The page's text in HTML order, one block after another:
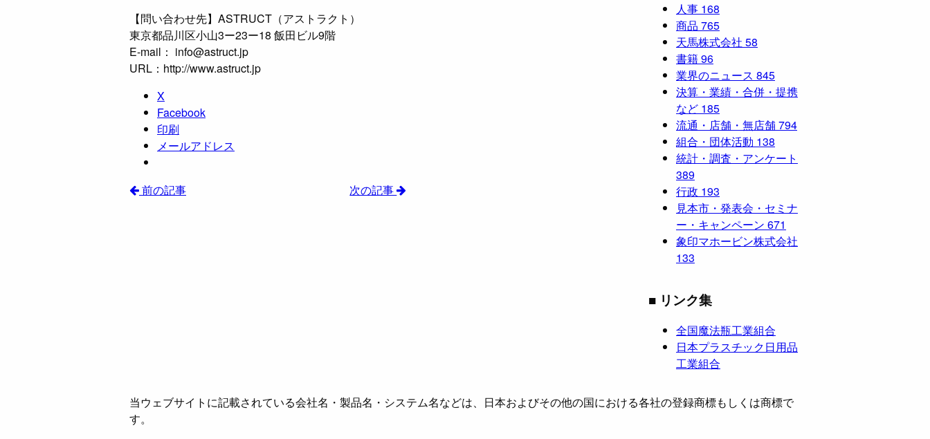
【問い合わせ先】ASTRUCT（アストラクト）
東京都品川区小山3ー23ー18 飯田ビル9階
E-mail： info@astruct.jp
URL：http://www.astruct.jp
X
Facebook
印刷
メールアドレス
前の記事 次の記事
人事 168
商品 765
天馬株式会社 58
書籍96
業界のニュース 845
決算・業績・合併・提携
など 185
流通・店舗・無店舗794
組合・団体活動 138
統計・調査・アンケート
389
行政 193
見本市・発表会・セミナ
ー・キャンペーン 671
象印マホービン株式会社
133
■ リンク集
全国魔法瓶工業組合
日本プラスチック日用品
工業組合
当ウェブサイトに記載されている会社名・製品名・システム名などは、日本およびその他の国における各社の登録商標もしくは商標で
す。